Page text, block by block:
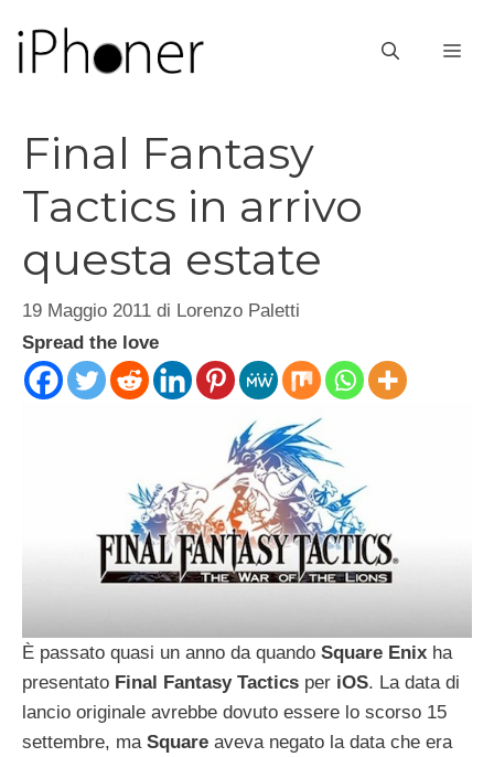
contenuto
Final Fantasy
Tactics in arrivo
questa estate
19 Maggio 2011 di Lorenzo Paletti
Spread the love
È passato quasi un anno da quando Square Enix ha
presentato Final Fantasy Tactics per iOS. La data di
lancio originale avrebbe dovuto essere lo scorso 15
settembre, ma Square aveva negato la data che era